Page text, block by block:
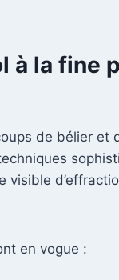
à la fine
de bélier
visible
en vogue :